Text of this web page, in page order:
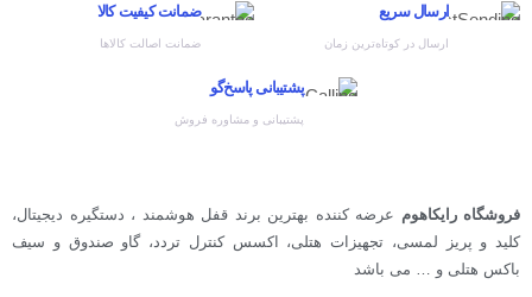
ارسال سریع
ارسال در کوتاه‌ترین زمان
ضمانت کیفیت کالا
ضمانت اصالت کالاها
پشتیبانی پاسخ‌گو
پشتیبانی و مشاوره فروش
فروشگاه رایکاهوم عرضه کننده بهترین برند قفل هوشمند ، دستگیره دیجیتال،
کلید و پریز لمسی، تجهیزات هتلی، اکسس کنترل تردد، گاو صندوق و سیف
باکس هتلی و … می باشد